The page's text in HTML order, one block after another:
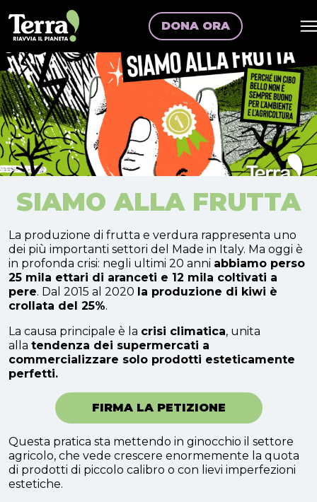
DONA ORA
SIAMO ALLA FRUTTA
La produzione di frutta e verdura rappresenta uno
dei più importanti settori del Made in Italy. Ma oggi è
in profonda crisi: negli ultimi 20 anni abbiamo perso
25 mila ettari di aranceti e 12 mila coltivati a
pere. Dal 2015 al 2020 la produzione di kiwi è
crollata del 25%.
La causa principale è la crisi climatica, unita
alla tendenza dei supermercati a
commercializzare solo prodotti esteticamente
perfetti.
FIRMA LA PETIZIONE
Questa pratica sta mettendo in ginocchio il settore
agricolo, che vede crescere enormemente la quota
di prodotti di piccolo calibro o con lievi imperfezioni
estetiche.